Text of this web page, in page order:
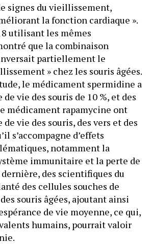
signes du vieillissement,
la fonction cardiaque ».
utilisant les mêmes
que la combinaison
partiellement le
» chez les souris âgées.
le médicament spermidine a
vie des souris de 10 %, et des
médicament rapamycine ont
vie des souris, des vers et des
s’accompagne d’effets
notamment la
immunitaire et la perte de
dernière, des scientifiques du
des cellules souches de
souris âgées, ajoutant ainsi
de vie moyenne, ce qui,
humains, pourrait valoir